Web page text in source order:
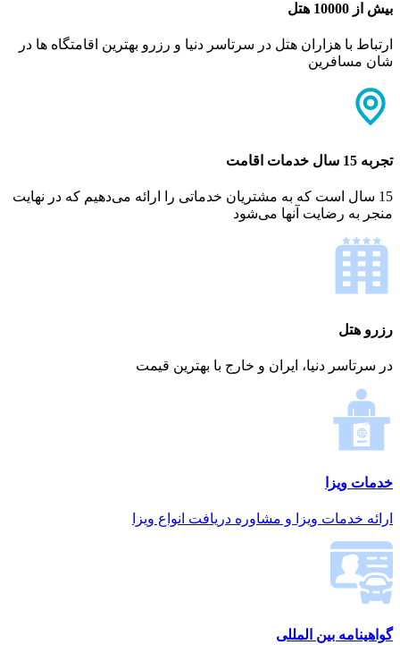
بیش از 10000 هتل
ارتباط با هزاران هتل در سرتاسر دنیا و رزرو بهترین اقامتگاه ها در
شان مسافرین
تجربه 15 سال خدمات اقامت
15 سال است که به مشتریان خدماتی را ارائه می‌دهیم که در نهایت
منجر به رضایت آنها می‌شود
رزرو هتل
در سرتاسر دنیا، ایران و خارج با بهترین قیمت
خدمات ویزا
ارائه خدمات ویزا و مشاوره دریافت انواع ویزا
گواهینامه بین المللی